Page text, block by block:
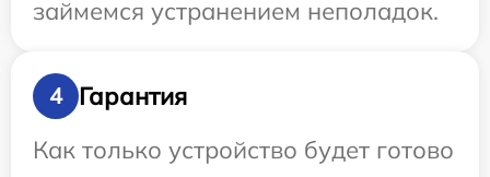
займемся устранением неполадок.
4
Гарантия
Как только устройство будет готово